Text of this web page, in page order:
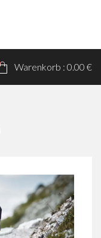
Warenkorb : 0.00 €